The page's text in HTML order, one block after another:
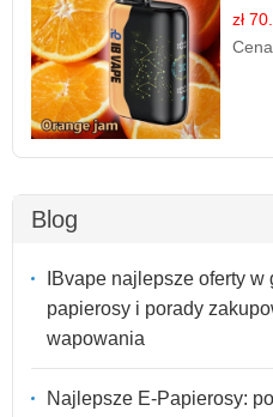
zł
Blog
IBvape najlepsze oferty
papierosy i porady
wapowania
Najlepsze E-Papierosy: